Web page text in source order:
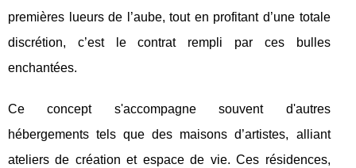
premières lueurs de l’aube, tout en profitant d’une totale
discrétion, c’est le contrat rempli par ces bulles
enchantées.
Ce concept s'accompagne souvent d'autres
hébergements tels que des maisons d’artistes, alliant
ateliers de création et espace de vie. Ces résidences,